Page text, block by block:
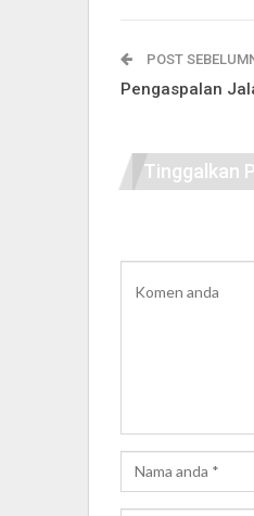
POST
Pengaspalan
Tinggalkan